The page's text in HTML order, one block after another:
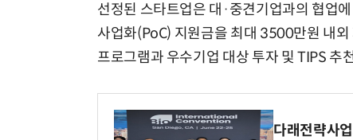
선정된 스타트업은 대·중견기업과의 협업
사업화(PoC) 지원금을 최대 3500만원 내
프로그램과 우수기업 대상 투자 및 TIPS 추
다래전략사